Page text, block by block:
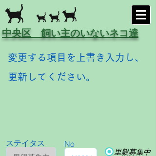
中央区 飼い主のいないネコ達
変更する項目を上書き入力し、
更新してください。
ステイタス No
里親募集中